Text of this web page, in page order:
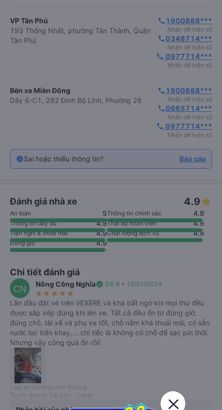
VP Tân Phú
193 Thống Nhất, phường Tân Thành, Quận
Tân Phú
phone 1900888***
Nhấn để hiện số
phone0348714***
Nhấn để hiện số
phone 0977714***
Nhấn để hiện số
Bến xe Miền Đông
Dãy 6-C1, 292 Đinh Bộ Lĩnh, Phường 26
phone 1900888***
Nhấn để hiện số
phone0965714***
Nhấn để hiện số
phone 0977714***
Nhấn để hiện số
Sai hoặc thiếu thông tin? Báo cáo
Đánh giá nhà xe 4.9
An toàn 5Thông tin chính xác 4.9
Thông tin đầy đủ 4.9Thái độ nhân viên 4.9
Tiện nghi & thoải mái 4.9Chất lượng dịch vụ 4.9
Đúng giờ 4.9
Chi tiết đánh giá
CN Nông Công Nghĩaverified Đã đi • 15/01/2024
star_rate star_rate star_rate star_rate star_rate
Lần đầu đặt vé trên VEXERE và khá bất ngờ khi mọi thứ đều
được sắp xếp đúng khi lên xe. Tất cả đều ổn từ đúng giờ,
đúng chỗ, tài xế và phụ xe tốt, chỗ nằm khá thoải mái, có sẵn
nước lọc trên khay,... chỉ tiếc là không có chỗ để sạc pin thôi.
Nhưng vậy cũng quá ổn rồi!
Loại xe: Giường nằm thường
Tuyến đường: Sài Gòn - Eakar